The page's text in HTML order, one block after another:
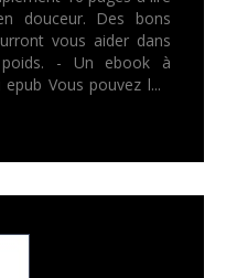
douceur. Des bons
vous aider dans
- Un ebook à
Vous pouvez l...